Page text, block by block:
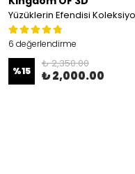
6 değerlendirme
%15
₺ 2,350.00
₺ 2,000.00